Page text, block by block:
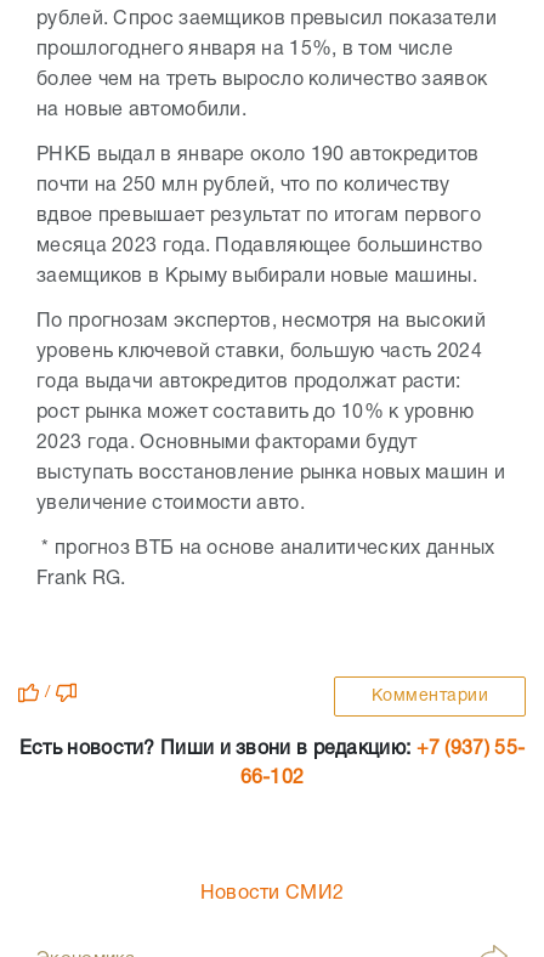
рублей. Спрос заемщиков превысил показатели
прошлогоднего января на 15%, в том числе
более чем на треть выросло количество заявок
на новые автомобили.
РНКБ выдал в январе около 190 автокредитов
почти на 250 млн рублей, что по количеству
вдвое превышает результат по итогам первого
месяца 2023 года. Подавляющее большинство
заемщиков в Крыму выбирали новые машины.
По прогнозам экспертов, несмотря на высокий
уровень ключевой ставки, большую часть 2024
года выдачи автокредитов продолжат расти:
рост рынка может составить до 10% к уровню
2023 года. Основными факторами будут
выступать восстановление рынка новых машин и
увеличение стоимости авто.
* прогноз ВТБ на основе аналитических данных
Frank RG.
/ Комментарии
Есть новости? Пиши и звони в редакцию: +7 (937) 55-
66-102
Новости СМИ2